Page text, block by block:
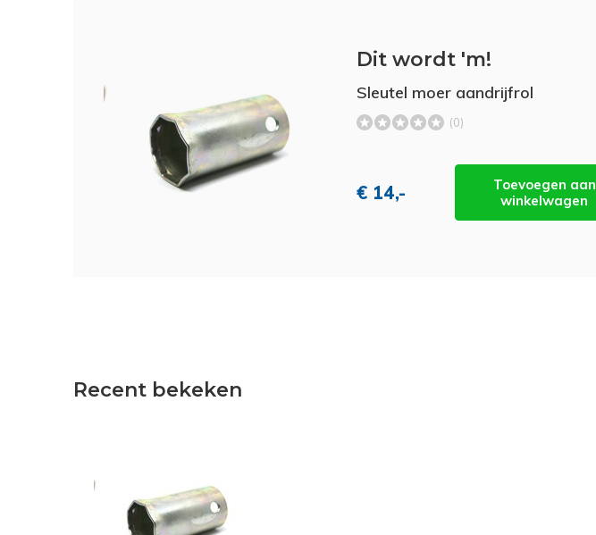
Dit wordt 'm!
Sleutel moer aandrijfrol
(0)
€ 14,-
Toevoegen aan
winkelwagen
Recent bekeken